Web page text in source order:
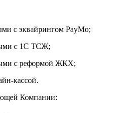
с эквайрингом PayMo;
с 1С ТСЖ;
с реформой ЖКХ;
кассой.
Компании: